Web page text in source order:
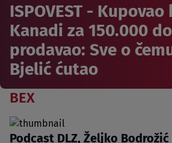
ISPOVEST - Kupovao
Kanadi za 150.000
prodavao: Sve o
Bjelić ćutao
BEX
Podcast DLZ, Željko